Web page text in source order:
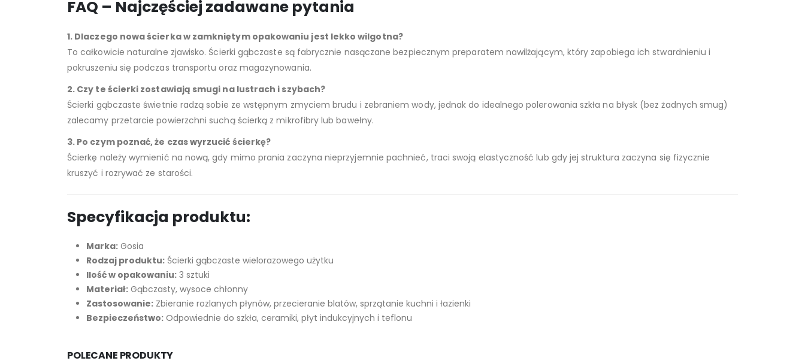
FAQ – Najczęściej zadawane pytania
1. Dlaczego nowa ścierka w zamkniętym opakowaniu jest lekko wilgotna?
To całkowicie naturalne zjawisko. Ścierki gąbczaste są fabrycznie nasączane bezpiecznym preparatem nawilżającym, który zapobiega ich stwardnieniu i
pokruszeniu się podczas transportu oraz magazynowania.
2. Czy te ścierki zostawiają smugi na lustrach i szybach?
Ścierki gąbczaste świetnie radzą sobie ze wstępnym zmyciem brudu i zebraniem wody, jednak do idealnego polerowania szkła na błysk (bez żadnych smug)
zalecamy przetarcie powierzchni suchą ścierką z mikrofibry lub bawełny.
3. Po czym poznać, że czas wyrzucić ścierkę?
Ścierkę należy wymienić na nową, gdy mimo prania zaczyna nieprzyjemnie pachnieć, traci swoją elastyczność lub gdy jej struktura zaczyna się fizycznie
kruszyć i rozrywać ze starości.
Specyfikacja produktu:
Marka: Gosia
Rodzaj produktu: Ścierki gąbczaste wielorazowego użytku
Ilość w opakowaniu: 3 sztuki
Materiał: Gąbczasty, wysoce chłonny
Zastosowanie: Zbieranie rozlanych płynów, przecieranie blatów, sprzątanie kuchni i łazienki
Bezpieczeństwo: Odpowiednie do szkła, ceramiki, płyt indukcyjnych i teflonu
POLECANE PRODUKTY